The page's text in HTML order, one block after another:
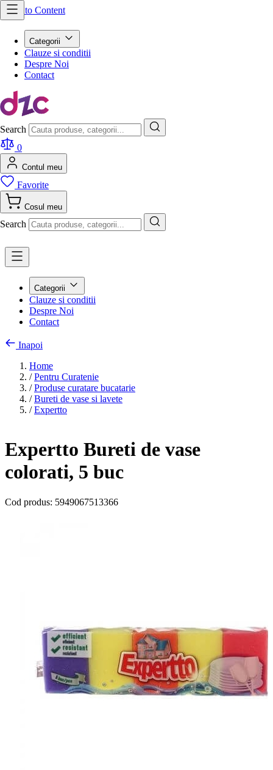
Skip to Content
Categorii
Clauze si conditii
Despre Noi
Contact
Search
0
Contul meu
Favorite
Cosul meu
Search
Categorii
Clauze si conditii
Despre Noi
Contact
Inapoi
Home
/ Pentru Curatenie
/ Produse curatare bucatarie
/ Bureti de vase si lavete
/ Expertto
Expertto Bureti de vase
colorati, 5 buc
Cod produs: 5949067513366